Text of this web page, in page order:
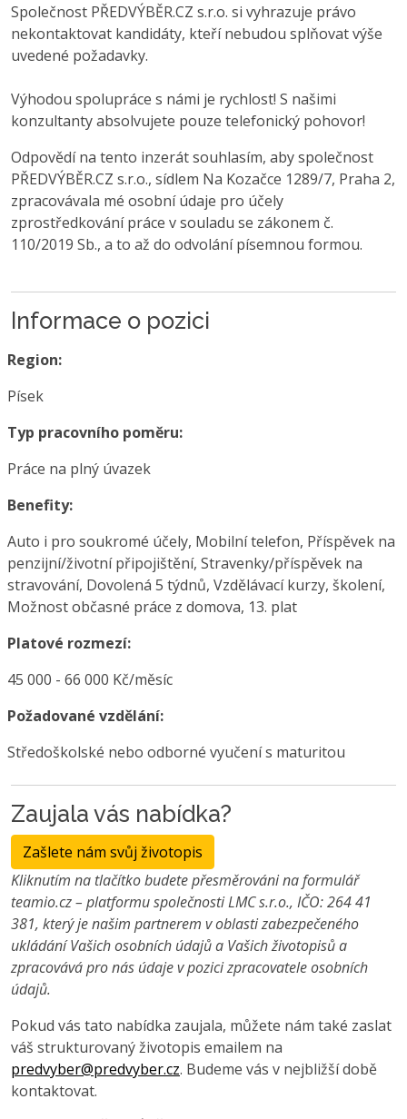
Společnost PŘEDVÝBĚR.CZ s.r.o. si vyhrazuje právo
nekontaktovat kandidáty, kteří nebudou splňovat výše
uvedené požadavky.
Výhodou spolupráce s námi je rychlost! S našimi
konzultanty absolvujete pouze telefonický pohovor!
Odpovědí na tento inzerát souhlasím, aby společnost
PŘEDVÝBĚR.CZ s.r.o., sídlem Na Kozačce 1289/7, Praha 2,
zpracovávala mé osobní údaje pro účely
zprostředkování práce v souladu se zákonem č.
110/2019 Sb., a to až do odvolání písemnou formou.
Informace o pozici
Region:
Písek
Typ pracovního poměru:
Práce na plný úvazek
Benefity:
Auto i pro soukromé účely, Mobilní telefon, Příspěvek na
penzijní/životní připojištění, Stravenky/příspěvek na
stravování, Dovolená 5 týdnů, Vzdělávací kurzy, školení,
Možnost občasné práce z domova, 13. plat
Platové rozmezí:
45 000 - 66 000 Kč/měsíc
Požadované vzdělání:
Středoškolské nebo odborné vyučení s maturitou
Zaujala vás nabídka?
Zašlete nám svůj životopis
Kliknutím na tlačítko budete přesměrováni na formulář
teamio.cz – platformu společnosti LMC s.r.o., IČO: 264 41
381, který je našim partnerem v oblasti zabezpečeného
ukládání Vašich osobních údajů a Vašich životopisů a
zpracovává pro nás údaje v pozici zpracovatele osobních
údajů.
Pokud vás tato nabídka zaujala, můžete nám také zaslat
váš strukturovaný životopis emailem na
predvyber@predvyber.cz. Budeme vás v nejbližší době
kontaktovat.